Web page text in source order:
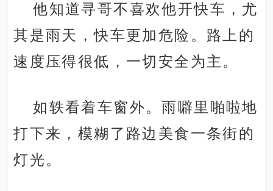
他知道寻哥不喜欢他开快车，尤
其是雨天，快车更加危险。路上的
速度压得很低，一切安全为主。
如轶看着车窗外。雨噼里啪啦地
打下来，模糊了路边美食一条街的
灯光。